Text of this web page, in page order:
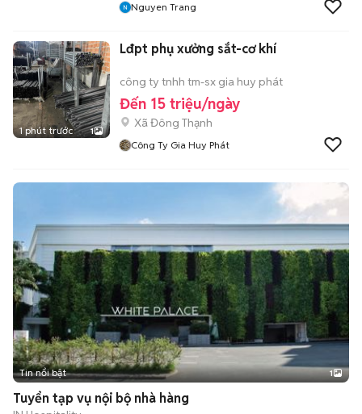
Nguyen Trang
1 phút trước 1
Lđpt phụ xưởng sắt-cơ khí
công ty tnhh tm-sx gia huy phát
Đến 15 triệu/ngày
Xã Đông Thạnh
Công Ty Gia Huy Phát
Tin nổi bật 1
Tuyển tạp vụ nội bộ nhà hàng